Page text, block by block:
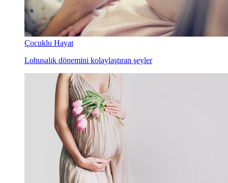
Çocuklu Hayat
Lohusalık dönemini kolaylaştıran şeyler